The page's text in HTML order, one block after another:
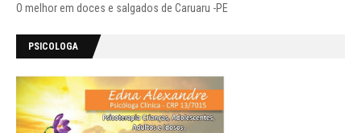
O melhor em doces e salgados de Caruaru -PE
PSICOLOGA